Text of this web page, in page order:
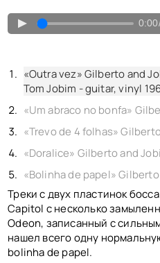
LOL
ССЫЛКИ
BACK TO PHOTO
▲ 0:00
«Outra vez» Gilberto and
Tom Jobim - guitar, vinyl
Треки с двух пластинок
Capitol с несколько
Odeon, записанный с
нашел всего одну
bolinha de papel.